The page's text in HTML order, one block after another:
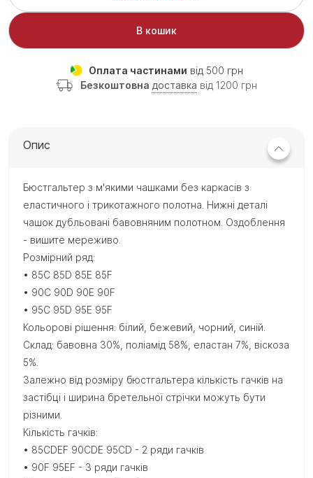
В кошик
Оплата частинами від 500 грн
Безкоштовна доставка від 1200 грн
Опис
Бюстгальтер з м'якими чашками без каркасів з
еластичного і трикотажного полотна. Нижні деталі
чашок дубльовані бавовняним полотном. Оздоблення
- вишите мереживо.
Розмірний ряд:
• 85C 85D 85E 85F
• 90C 90D 90E 90F
• 95C 95D 95E 95F
Кольорові рішення: білий, бежевий, чорний, синій.
Склад: бавовна 30%, поліамід 58%, еластан 7%, віскоза
5%.
Залежно від розміру бюстгальтера кількість гачків на
застібці і ширина бретельної стрічки можуть бути
різними.
Кількість гачків:
• 85CDEF 90CDE 95CD - 2 ряди гачків
• 90F 95EF - 3 ряди гачків